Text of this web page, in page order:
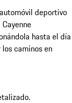
deportivo
hasta el día
caminos en